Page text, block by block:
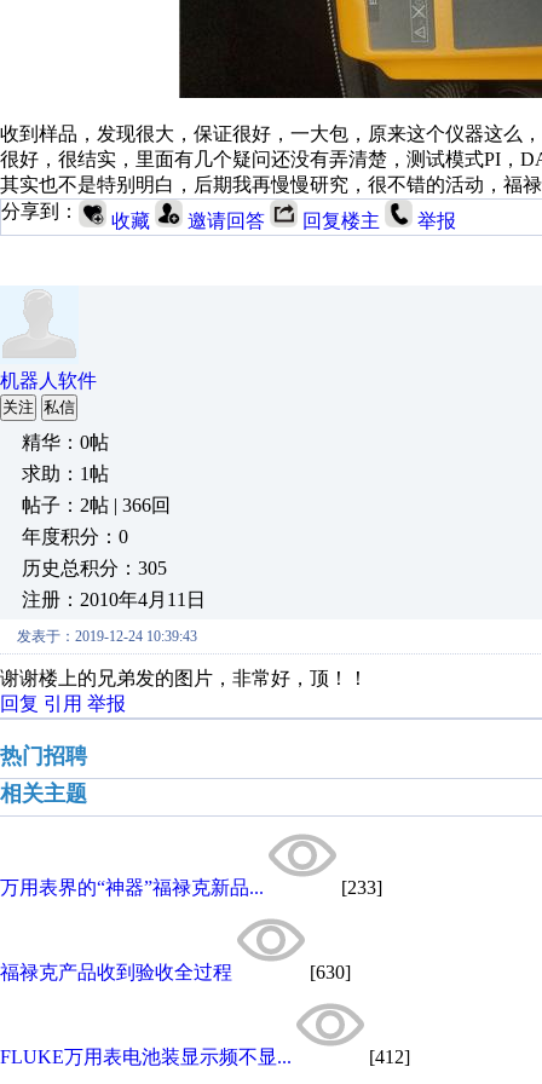
收到样品，发现很大，保证很好，一大包，原来这个仪器这么
很好，很结实，里面有几个疑问还没有弄清楚，测试模式PI，
其实也不是特别明白，后期我再慢慢研究，很不错的活动，福
分享到：
收藏 邀请回答 回复楼主 举报
机器人软件
关注 私信
精华：0帖
求助：1帖
帖子：2帖 | 366回
年度积分：0
历史总积分：305
注册：2010年4月11日
发表于：2019-12-24 10:39:43
谢谢楼上的兄弟发的图片，非常好，顶！！
回复 引用 举报
热门招聘
相关主题
万用表界的“神器”福禄克新品... [233]
福禄克产品收到验收全过程 [630]
FLUKE万用表电池装显示频不显... [412]